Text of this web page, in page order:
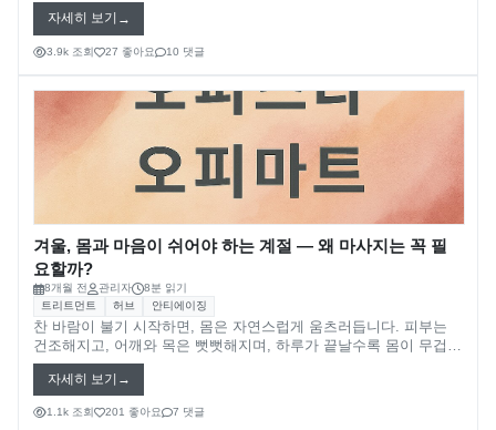
부천오피(부천op)
구미오피(구미op)
수원오피(수원op)
안산오피(안산op)
평택오피(평택op)
천안오피(천안op)
광주오피(광주op)
강원오피(강원op)
대구오피(대구op)
오피 모음
오피사이트 순위
op사이트 순위
업소사이트
가짜 오피 판별법
오피스타
오피스타 주소
오피스타 최신주소
안마
건마
휴게텔
스웨디시
발마사지
스톤마사지
경락마사지
습식마사지
‘요가의 철학’과 ‘치유의 손길’이 만나 탄생한 결과물입니다. 지금부
터 태국 마사지가 어떻게 요가와 유사한 원리를 통해 몸과 마음 모
두에 새로운 변화를 만들어내는지, 그 숨은 비밀을 들여다보겠습니
자세히 보기
3.9k 조회 27 좋아요 10 댓글
겨울, 몸과 마음이 쉬어야 하는 계절 — 왜 마사지는 꼭 필
요할까?
8개월 전 관리자
8분 읽기
트리트먼트
허브 안티에이징
찬 바람이 불기 시작하면, 몸은 자연스럽게 움츠러듭니다. 피부는
건조해지고, 어깨와 목은 뻣뻣해지며, 하루가 끝날수록 몸이 무겁게
느껴집니다. 겨울의 냉기는 단순히 기온의 문제가 아니라, 우리 몸
의 순환과 균형에 직접적인 영향을 미칩니다. 이럴 때 필요한 것이
바로 “온기 있는 휴식”, 즉 마사지입니다. 마사지는 차가워진 몸의
흐름을 깨우고, 얼어붙은 감정까지 녹여주는 겨울철 최고의 셀프 케
자세히 보기
1.1k 조회 201 좋아요 7 댓글